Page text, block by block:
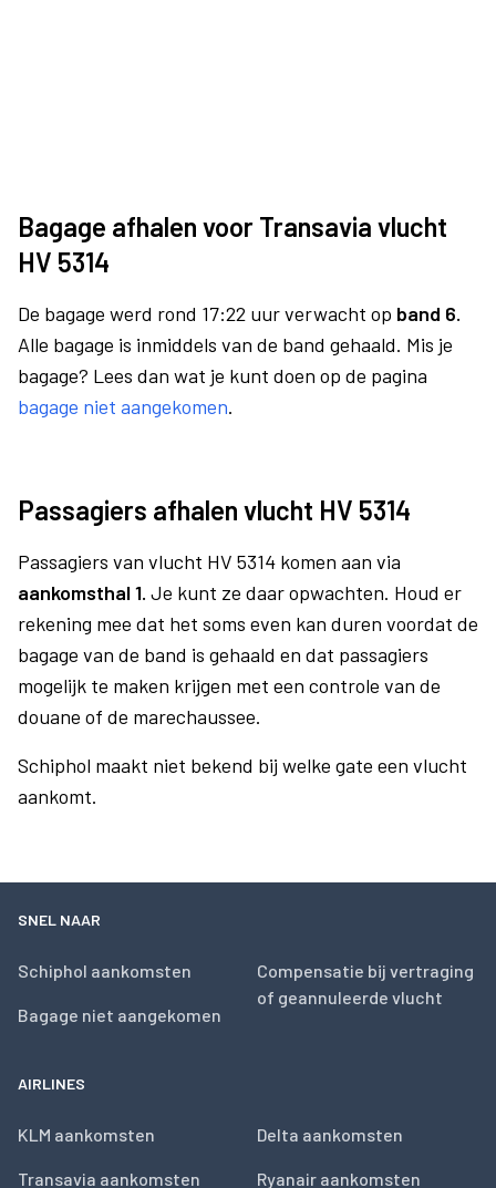
Bagage afhalen voor Transavia vlucht
HV 5314
De bagage werd rond 17:22 uur verwacht op band 6.
Alle bagage is inmiddels van de band gehaald. Mis je
bagage? Lees dan wat je kunt doen op de pagina
bagage niet aangekomen.
Passagiers afhalen vlucht HV 5314
Passagiers van vlucht HV 5314 komen aan via
aankomsthal 1. Je kunt ze daar opwachten. Houd er
rekening mee dat het soms even kan duren voordat de
bagage van de band is gehaald en dat passagiers
mogelijk te maken krijgen met een controle van de
douane of de marechaussee.
Schiphol maakt niet bekend bij welke gate een vlucht
aankomt.
SNEL NAAR
Schiphol aankomsten
Bagage niet aangekomen
Compensatie bij vertraging
of geannuleerde vlucht
AIRLINES
KLM aankomsten
Transavia aankomsten
Delta aankomsten
Ryanair aankomsten